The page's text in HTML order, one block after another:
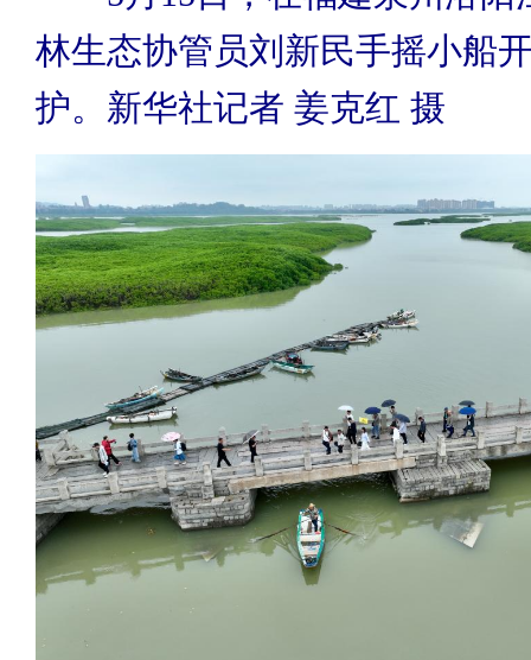
林生态协管员刘新民手摇小船
护。新华社记者 姜克红 摄